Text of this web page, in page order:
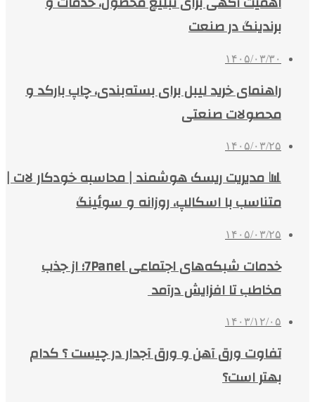
برندینگ در صنعت
۱۴۰۵/۰۳/۳۰
راهنمای خرید لیبل برای بسته‌بندی، چاپ بارکد و
محصولات صنعتی
۱۴۰۵/۰۳/۲۵
📊 مدیریت ریسک هوشمند | محاسبه خودکار لات |
متناسب با اسکالپ، روزانه و سوئینگ
۱۴۰۵/۰۳/۲۵
خدمات شبکه‌های اجتماعی 7Panel؛ از جذب
مخاطب تا افزایش درآمد
۱۴۰۳/۱۲/۰۵
تفاوت ورق آهن و ورق آجدار در چیست ؟ کدام
بهتر است؟